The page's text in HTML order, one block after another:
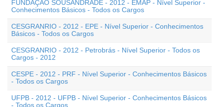
FUNDAÇÃO SOUSÂNDRADE - 2012 - EMAP - Nível Superior -
Conhecimentos Básicos - Todos os Cargos
CESGRANRIO - 2012 - EPE - Nível Superior - Conhecimentos
Básicos - Todos os Cargos
CESGRANRIO - 2012 - Petrobrás - Nível Superior - Todos os
Cargos - 2012
CESPE - 2012 - PRF - Nível Superior - Conhecimentos Básicos
- Todos os Cargos
UFPB - 2012 - UFPB - Nível Superior - Conhecimentos Básicos
- Todos os Cargos